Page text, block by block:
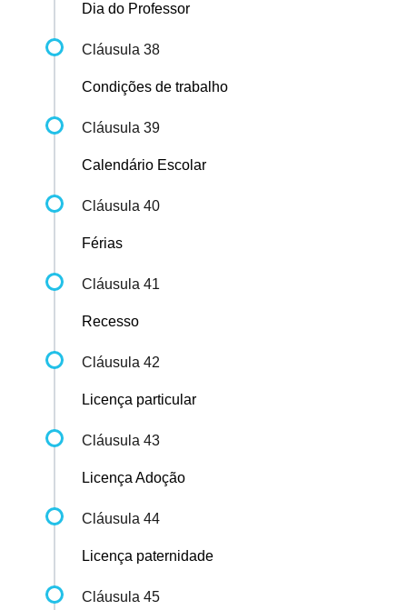
Dia do Professor
Cláusula 38
Condições de trabalho
Cláusula 39
Calendário Escolar
Cláusula 40
Férias
Cláusula 41
Recesso
Cláusula 42
Licença particular
Cláusula 43
Licença Adoção
Cláusula 44
Licença paternidade
Cláusula 45